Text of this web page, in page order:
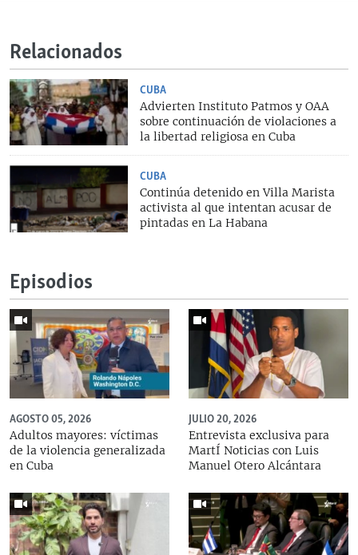
Relacionados
CUBA
Advierten Instituto Patmos y OAA
sobre continuación de violaciones a
la libertad religiosa en Cuba
CUBA
Continúa detenido en Villa Marista
activista al que intentan acusar de
pintadas en La Habana
Episodios
AGOSTO 05, 2026
Adultos mayores: víctimas
de la violencia generalizada
en Cuba
JULIO 20, 2026
Entrevista exclusiva para
MartÍ Noticias con Luis
Manuel Otero Alcántara